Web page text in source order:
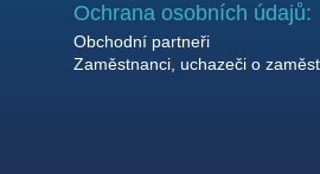
Ochrana osobních údajů:
Obchodní partneři
Zaměstnanci, uchazeči o